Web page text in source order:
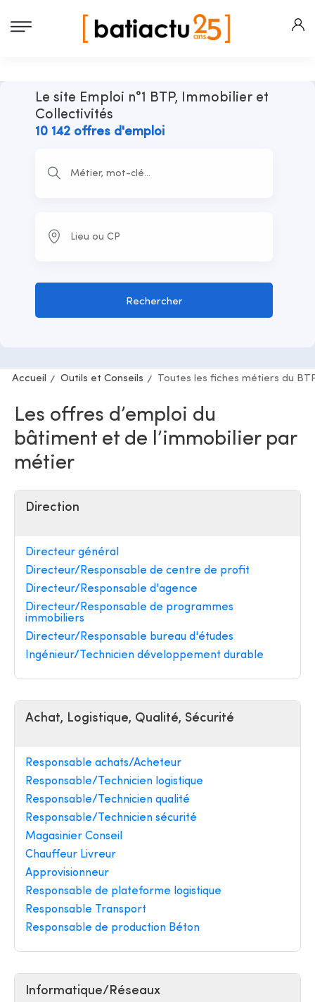
Le site Emploi n°1 BTP, Immobilier et
Collectivités
10 142 offres d'emploi
Rechercher
Accueil Outils et Conseils Toutes les fiches métiers du
Les offres d’emploi du
bâtiment et de l’immobilier par
métier
Direction
Directeur général
Directeur/Responsable de centre de profit
Directeur/Responsable d'agence
Directeur/Responsable de programmes
immobiliers
Directeur/Responsable bureau d'études
Ingénieur/Technicien développement durable
Achat, Logistique, Qualité, Sécurité
Responsable achats/Acheteur
Responsable/Technicien logistique
Responsable/Technicien qualité
Responsable/Technicien sécurité
Magasinier Conseil
Chauffeur Livreur
Approvisionneur
Responsable de plateforme logistique
Responsable Transport
Responsable de production Béton
Informatique/Réseaux